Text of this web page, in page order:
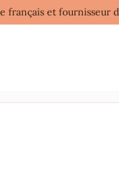
et fournisseur